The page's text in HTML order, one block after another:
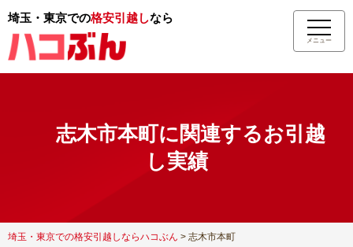
埼玉・東京での格安引越しなら
メニュー
志木市本町に関連するお引越
し実績
埼玉・東京での格安引越しならハコぶん > 志木市本町